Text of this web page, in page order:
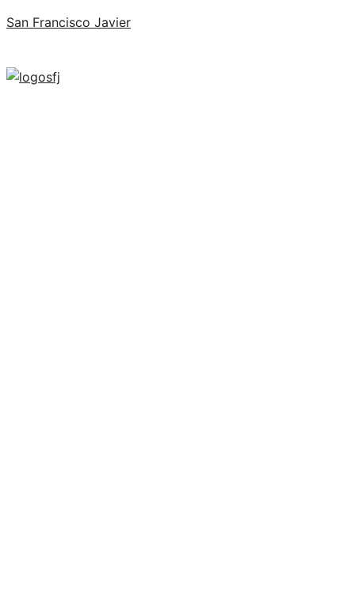
San Francisco Javier